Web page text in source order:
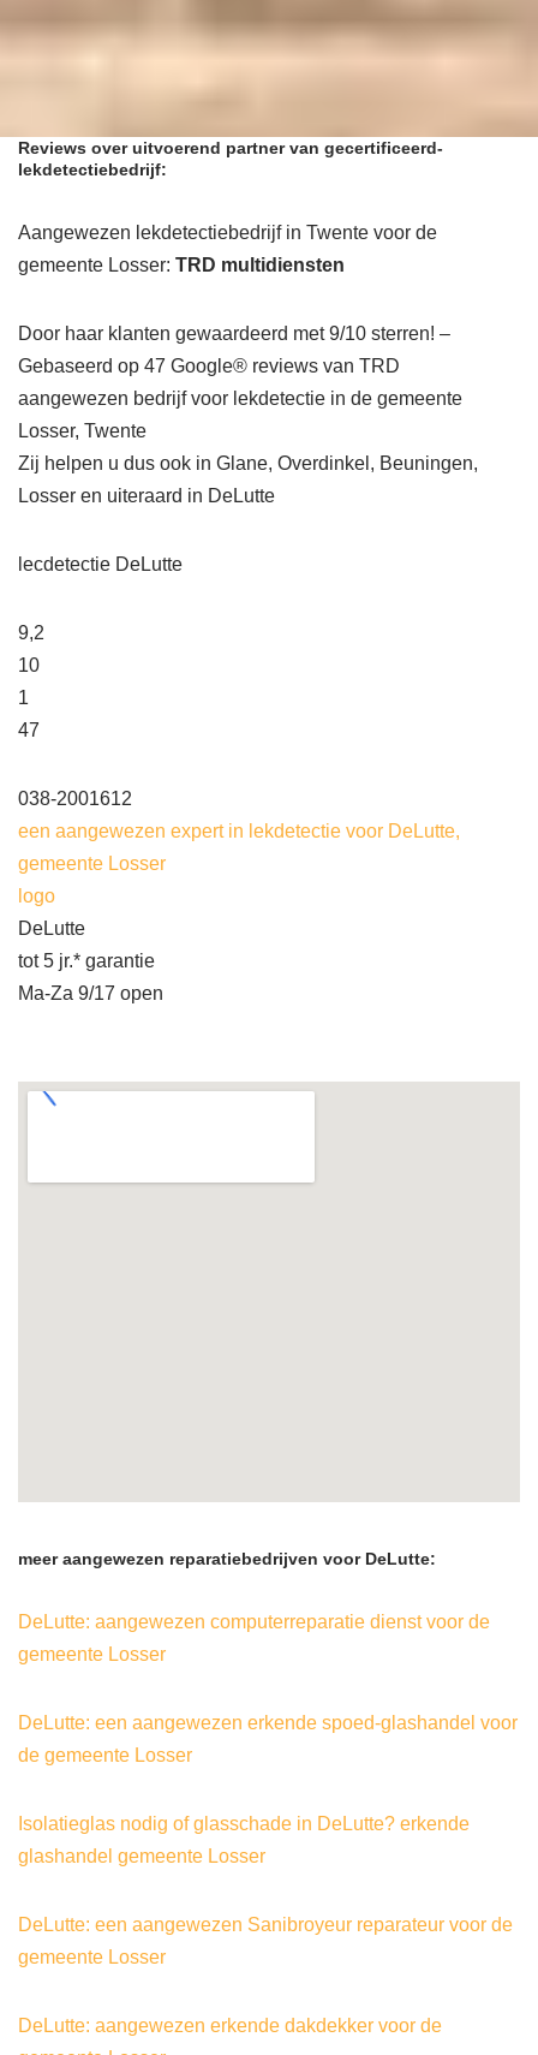
Reviews over uitvoerend partner van gecertificeerd-
lekdetectiebedrijf:
Aangewezen lekdetectiebedrijf in Twente voor de
gemeente Losser: TRD multidiensten
Door haar klanten gewaardeerd met 9/10 sterren! –
Gebaseerd op 47 Google® reviews van TRD
aangewezen bedrijf voor lekdetectie in de gemeente
Losser, Twente
Zij helpen u dus ook in Glane, Overdinkel, Beuningen,
Losser en uiteraard in DeLutte
lecdetectie DeLutte
9,2
10
1
47
038-2001612
een aangewezen expert in lekdetectie voor DeLutte,
gemeente Losser
logo
DeLutte
tot 5 jr.* garantie
Ma-Za 9/17 open
meer aangewezen reparatiebedrijven voor DeLutte:
DeLutte: aangewezen computerreparatie dienst voor de
gemeente Losser
DeLutte: een aangewezen erkende spoed-glashandel voor
de gemeente Losser
Isolatieglas nodig of glasschade in DeLutte? erkende
glashandel gemeente Losser
DeLutte: een aangewezen Sanibroyeur reparateur voor de
gemeente Losser
DeLutte: aangewezen erkende dakdekker voor de